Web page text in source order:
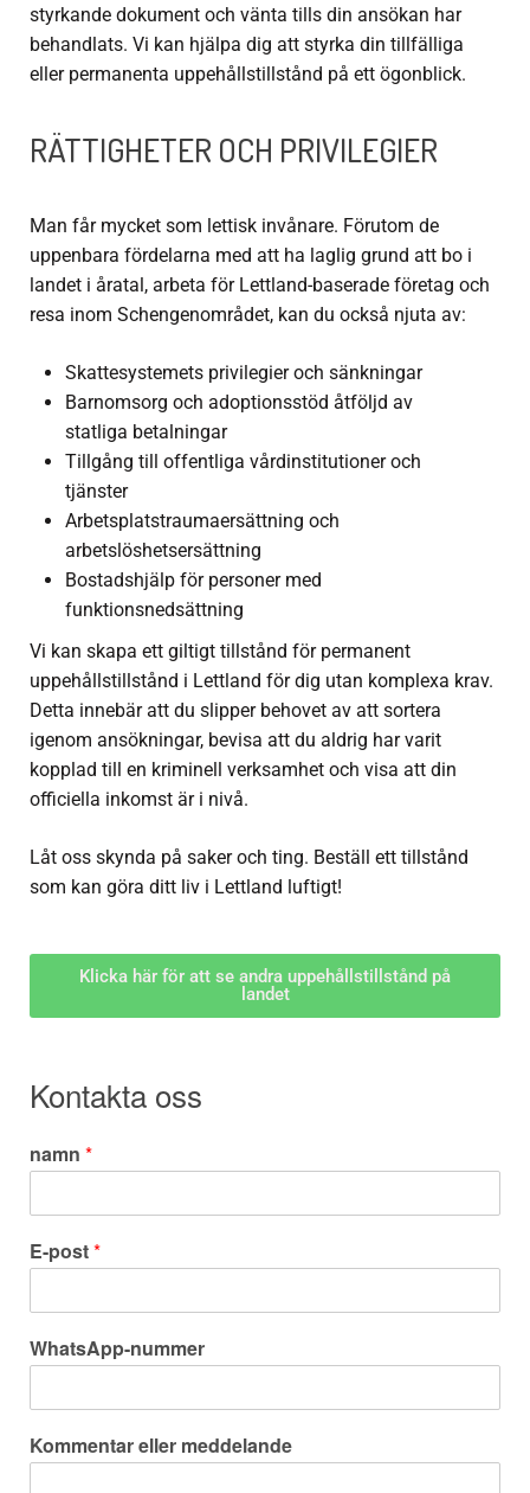
styrkande dokument och vänta tills din ansökan har
behandlats. Vi kan hjälpa dig att styrka din tillfälliga
eller permanenta uppehållstillstånd på ett ögonblick.
RÄTTIGHETER OCH PRIVILEGIER
Man får mycket som lettisk invånare. Förutom de
uppenbara fördelarna med att ha laglig grund att bo i
landet i åratal, arbeta för Lettland-baserade företag och
resa inom Schengenområdet, kan du också njuta av:
Skattesystemets privilegier och sänkningar
Barnomsorg och adoptionsstöd åtföljd av
statliga betalningar
Tillgång till offentliga vårdinstitutioner och
tjänster
Arbetsplatstraumaersättning och
arbetslöshetsersättning
Bostadshjälp för personer med
funktionsnedsättning
Vi kan skapa ett giltigt tillstånd för permanent
uppehållstillstånd i Lettland för dig utan komplexa krav.
Detta innebär att du slipper behovet av att sortera
igenom ansökningar, bevisa att du aldrig har varit
kopplad till en kriminell verksamhet och visa att din
officiella inkomst är i nivå.
Låt oss skynda på saker och ting. Beställ ett tillstånd
som kan göra ditt liv i Lettland luftigt!
Klicka här för att se andra uppehållstillstånd på
landet
Kontakta oss
namn *
E-post*
WhatsApp-nummer
Kommentar eller meddelande